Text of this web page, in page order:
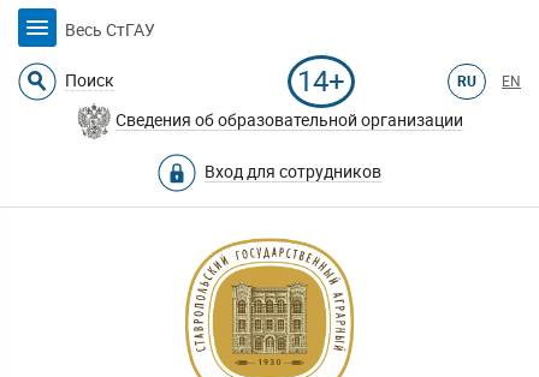
Весь СтГАУ
Поиск 14+ RU EN
Сведения об образовательной организации
Вход для сотрудников